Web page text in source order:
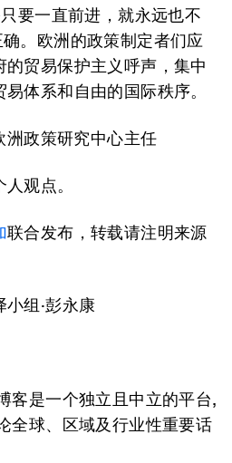
要一直前进，就永远也不
。欧洲的政策制定者们应
贸易保护主义呼声，集中
体系和自由的国际秩序。
洲政策研究中心主任
观点。
联合发布，转载请注明来源
组·彭永康
客是一个独立且中立的平台,
全球、区域及行业性重要话